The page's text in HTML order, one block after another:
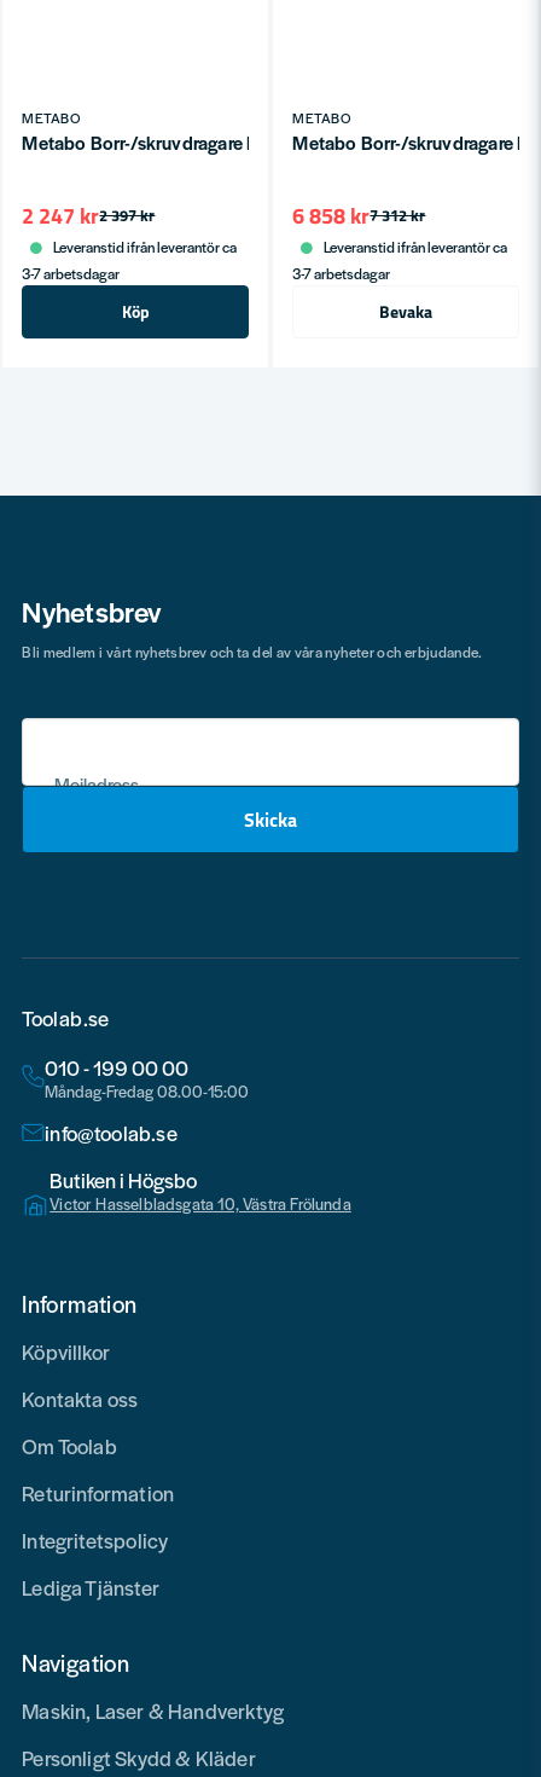
METABO
Metabo Borr-/skruvdragare BS 18 LT BL 18V (utan batteri)
2 397 kr
2 247 kr
Leveranstid ifrån leverantör ca
3-7 arbetsdagar
Köp
METABO
Metabo Borr-/skruvdragare
7 312 kr
6 858 kr
Leveranstid ifrån leverantör ca
3-7 arbetsdagar
Bevaka
Nyhetsbrev
Mejladress
Skicka
Bli medlem i vårt nyhetsbrev och ta del av våra nyheter och erbjudande.
Toolab.se
010 - 199 00 00
Måndag-Fredag 08.00-15:00
info@toolab.se
Butiken i Högsbo
Victor Hasselbladsgata 10, Västra Frölunda
Information
Köpvillkor
Kontakta oss
Om Toolab
Returinformation
Integritetspolicy
Lediga Tjänster
Navigation
Maskin, Laser & Handverktyg
Personligt Skydd & Kläder